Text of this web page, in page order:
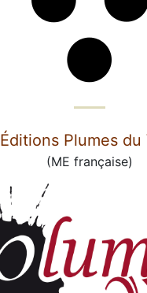
Éditions Plumes du
(ME française)